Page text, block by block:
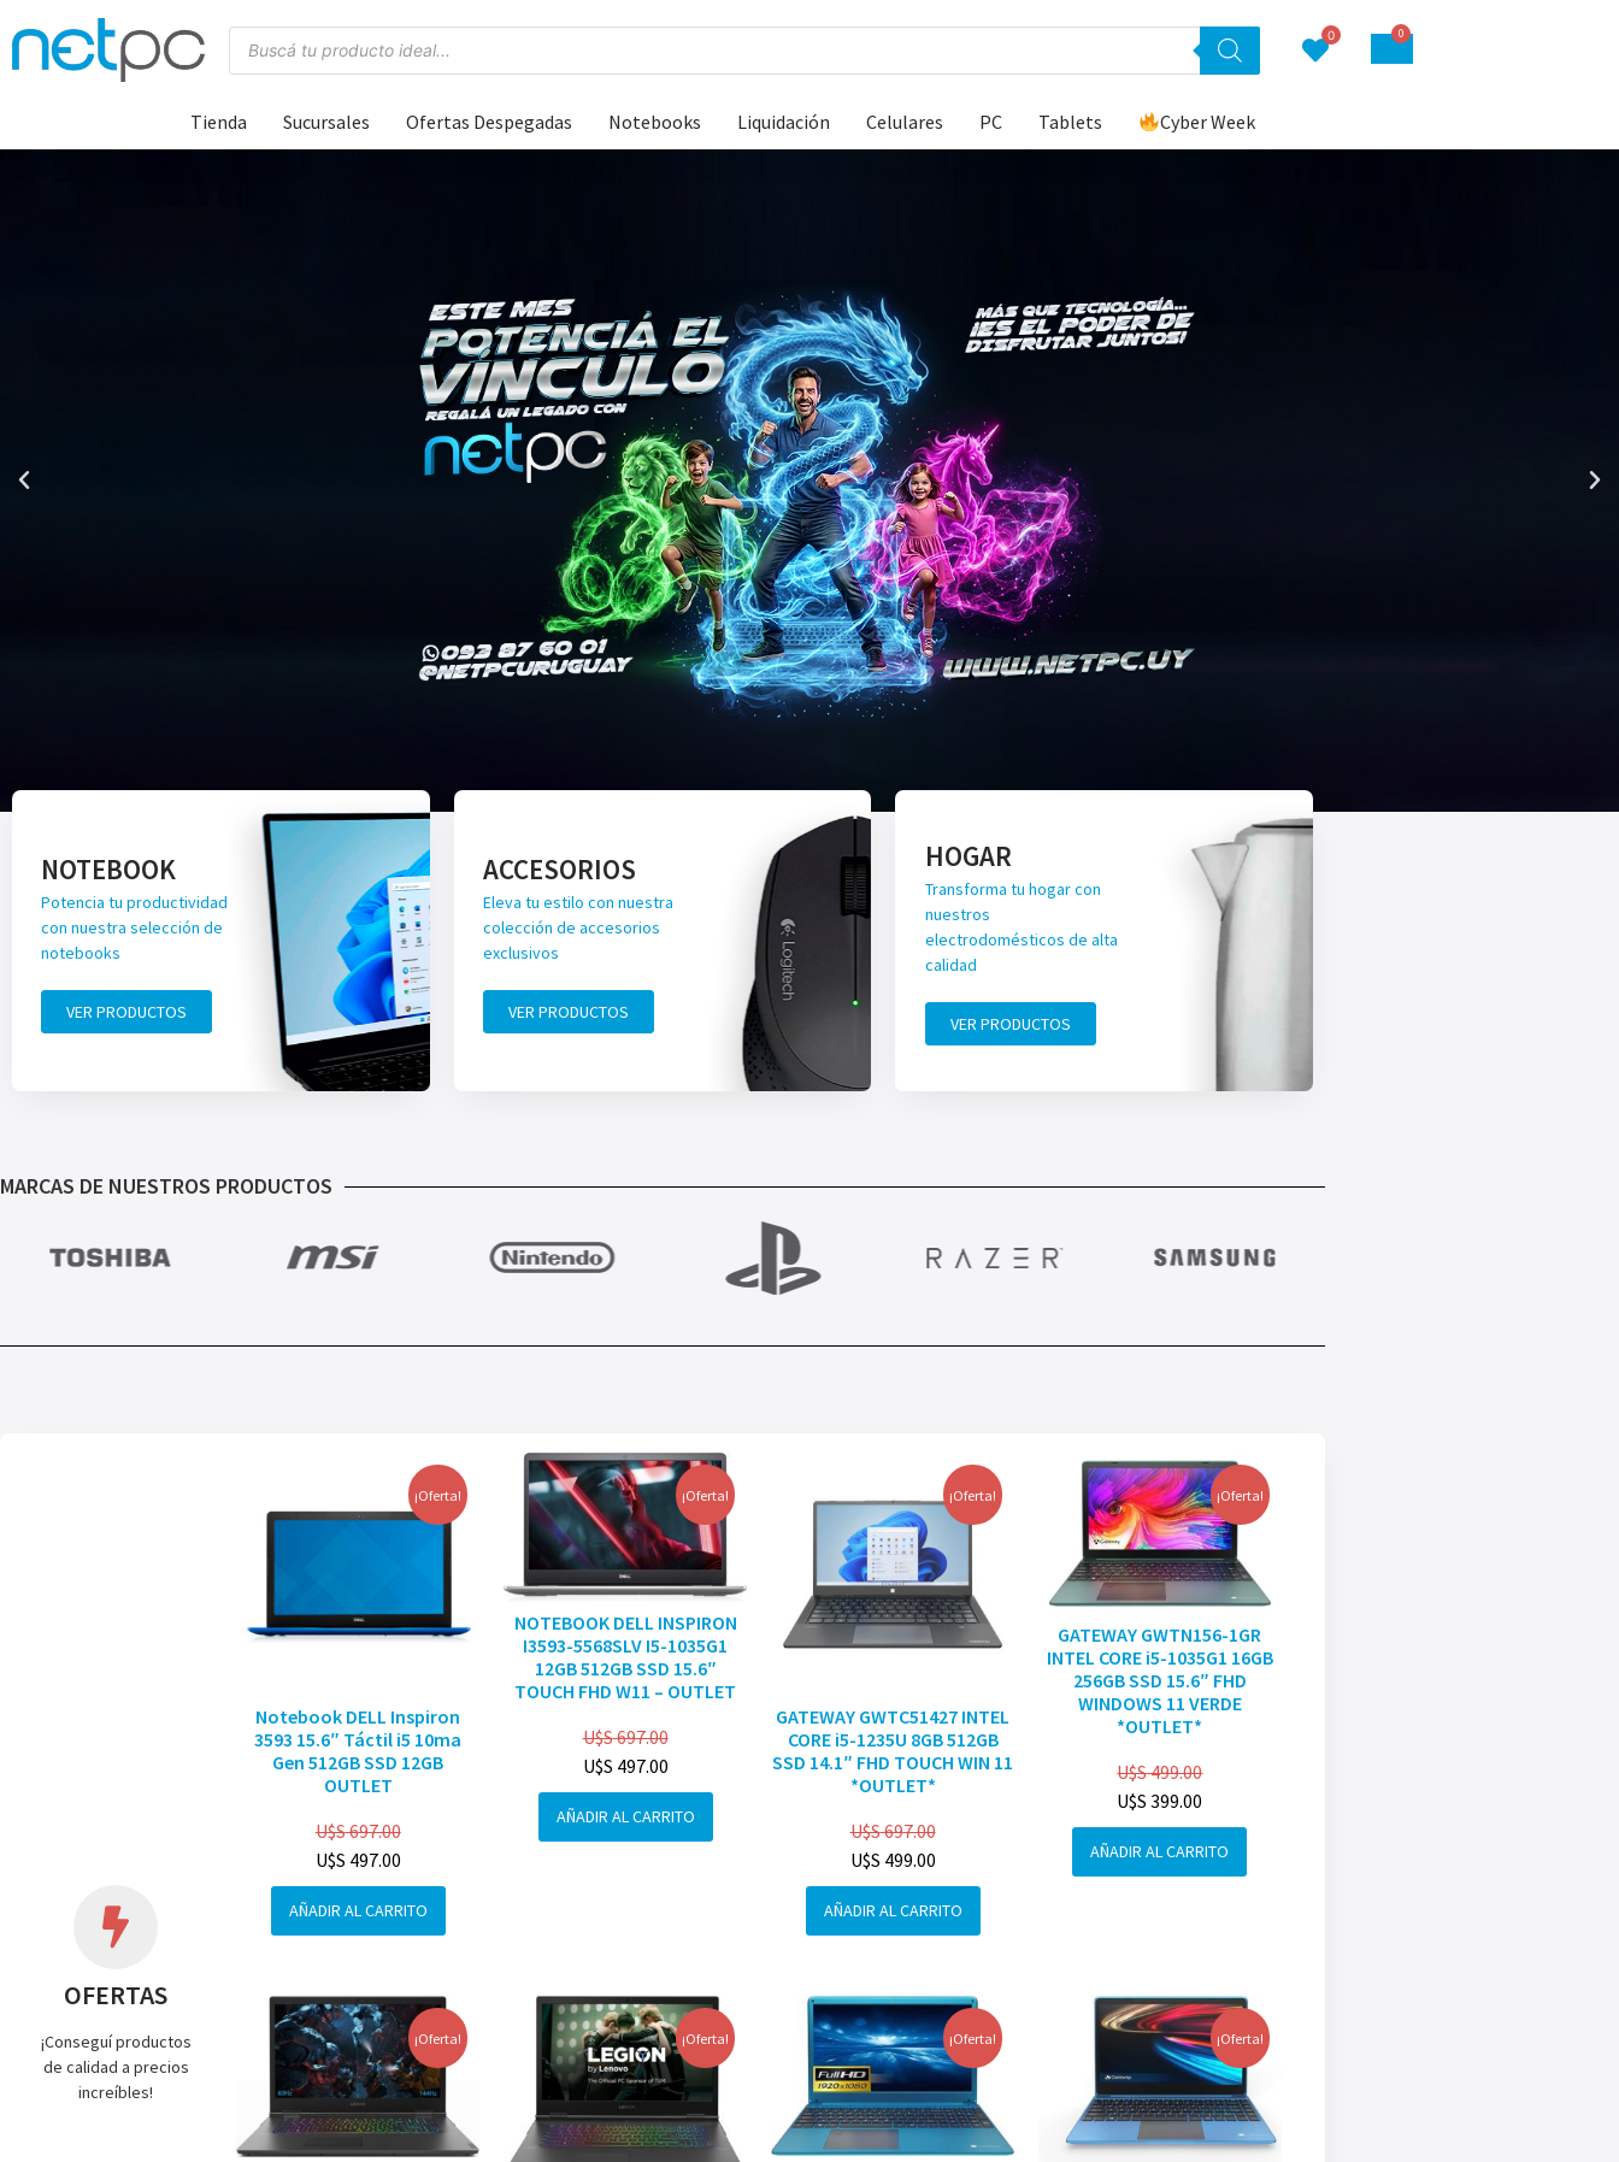
0 0
Tienda Sucursales Ofertas Despegadas Notebooks Liquidación Celulares PC Tablets Cyber Week
NOTEBOOK
Potencia tu productividad
con nuestra selección de
notebooks
VER PRODUCTOS
ACCESORIOS
Eleva tu estilo con nuestra
colección de accesorios
exclusivos
VER PRODUCTOS
HOGAR
Transforma tu hogar con
nuestros
electrodomésticos de alta
calidad
VER PRODUCTOS
MARCAS DE NUESTROS PRODUCTOS
OFERTAS
¡Conseguí productos
de calidad a precios
increíbles!
¡Oferta!
Notebook DELL Inspiron
3593 15.6″ Táctil i5 10ma
Gen 512GB SSD 12GB
OUTLET
U$S697.00
U$S 497.00
AÑADIR AL CARRITO
¡Oferta!
NOTEBOOK DELL INSPIRON
I3593-5568SLV I5-1035G1
12GB 512GB SSD 15.6″
TOUCH FHD W11 – OUTLET
U$S697.00
U$S 497.00
AÑADIR AL CARRITO
¡Oferta!
GATEWAY GWTC51427 INTEL
CORE i5-1235U 8GB 512GB
SSD 14.1″ FHD TOUCH WIN 11
*OUTLET*
U$S697.00
U$S 499.00
AÑADIR AL CARRITO
¡Oferta!
GATEWAY GWTN156-1GR
INTEL CORE i5-1035G1 16GB
256GB SSD 15.6″ FHD
WINDOWS 11 VERDE
*OUTLET*
U$S499.00
U$S 399.00
AÑADIR AL CARRITO
¡Oferta! ¡Oferta! ¡Oferta! ¡Oferta!